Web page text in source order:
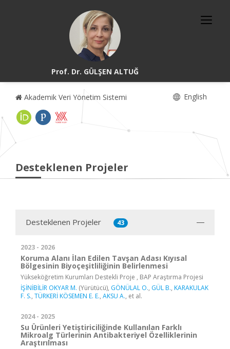
Prof. Dr. GÜLŞEN ALTUĞ
Akademik Veri Yönetim Sistemi English
Desteklenen Projeler
Desteklenen Projeler 43
2023 - 2026
Koruma Alanı İlan Edilen Tavşan Adası Kıyısal
Bölgesinin Biyoçeşitliliğinin Belirlenmesi
Yükseköğretim Kurumları Destekli Proje , BAP Araştırma Projesi
İŞİNİBİLİR OKYAR M. (Yürütücü), GÖNÜLAL O., GÜL B., KARAKULAK
F. S., TÜRKERİ KÖSEMEN E. E., AKSU A., et al.
2024 - 2025
Su Ürünleri Yetiştiriciliğinde Kullanılan Farklı
Mikroalg Türlerinin Antibakteriyel Özelliklerinin
Araştırılması